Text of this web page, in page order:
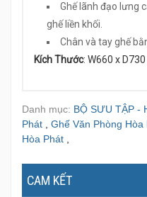
Ghế lãnh đạo lưng
ghế liền khối.
Chân và tay ghế
Kích Thước: W660 x
Danh mục: BỘ SƯU TẬP -
Phát
Ghế Văn Phòng Hòa
Hòa Phát
CAM KẾT